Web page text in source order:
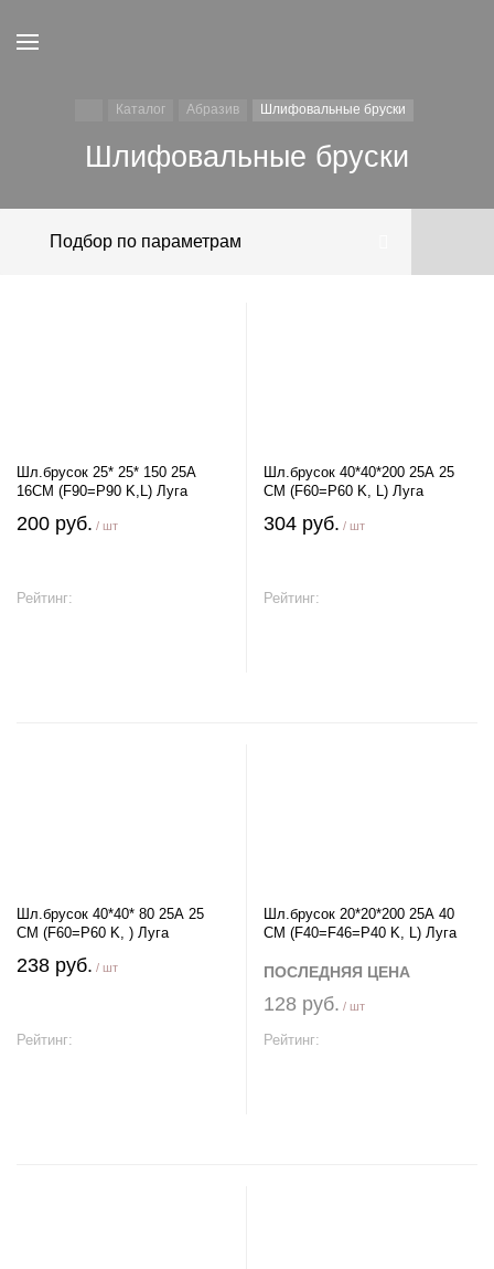
Каталог Абразив Шлифовальные бруски
Шлифовальные бруски
Подбор по параметрам
Шл.брусок 25* 25* 150 25А
16СМ (F90=P90 K,L) Луга
200 руб. / шт
Рейтинг:
Шл.брусок 40*40*200 25А 25
СМ (F60=P60 K, L) Луга
304 руб. / шт
Рейтинг:
Шл.брусок 40*40* 80 25А 25
СМ (F60=P60 K, ) Луга
238 руб. / шт
Рейтинг:
Шл.брусок 20*20*200 25А 40
СМ (F40=F46=P40 K, L) Луга
ПОСЛЕДНЯЯ ЦЕНА
128 руб. / шт
Рейтинг: